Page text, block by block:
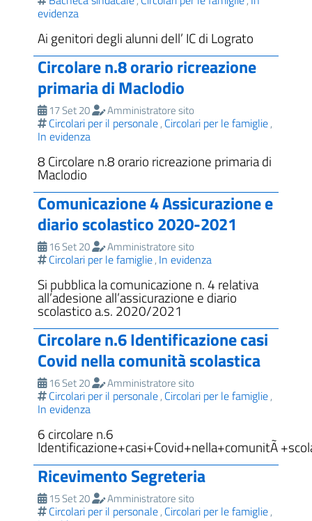
evidenza
Ai genitori degli alunni dell’ IC di Lograto
Circolare n.8 orario ricreazione
primaria di Maclodio
17 Set 20 Amministratore sito
Circolari per il personale, Circolari per le famiglie,
In evidenza
8 Circolare n.8 orario ricreazione primaria di
Maclodio
Comunicazione 4 Assicurazione e
diario scolastico 2020-2021
16 Set 20 Amministratore sito
Circolari per le famiglie, In evidenza
Si pubblica la comunicazione n. 4 relativa
all’adesione all’assicurazione e diario
scolastico a.s. 2020/2021
Circolare n.6 Identificazione casi
Covid nella comunità scolastica
16 Set 20 Amministratore sito
Circolari per il personale, Circolari per le famiglie,
In evidenza
6 circolare n.6
Identificazione+casi+Covid+nella+comunitÃ
Ricevimento Segreteria
15 Set 20 Amministratore sito
Circolari per il personale, Circolari per le famiglie,